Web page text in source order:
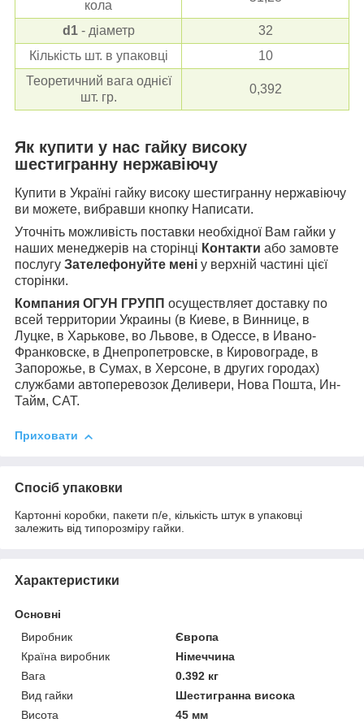
кола
d 1- діаметр
32
Кількість шт. в упаковці
10
Теоретичний вага однієї
шт. гр.
0,392
Як купити у нас гайку високу
шестигранну нержавіючу
Купити в Україні гайку високу шестигранну нержавіючу
ви можете, вибравши кнопку Написати.
Уточніть можливість поставки необхідної Вам гайки у
наших менеджерів на сторінці Контакти або замовте
послугу Зателефонуйте мені у верхній частині цієї
сторінки.
Компания ОГУН ГРУПП осуществляет доставку по
всей территории Украины (в Киеве, в Виннице, в
Луцке, в Харькове, во Львове, в Одессе, в Ивано-
Франковске, в Днепропетровске, в Кировограде, в
Запорожье, в Сумах, в Херсоне, в других городах)
службами автоперевозок Деливери, Нова Пошта, Ин-
Тайм, САТ.
Приховати
Спосіб упаковки
Картонні коробки, пакети п/е, кількість штук в упаковці
залежить від типорозміру гайки.
Характеристики
Основні
Виробник
Європа
Країна виробник
Німеччина
Вага
0.392 кг
Вид гайки
Шестигранна висока
Висота
45 мм